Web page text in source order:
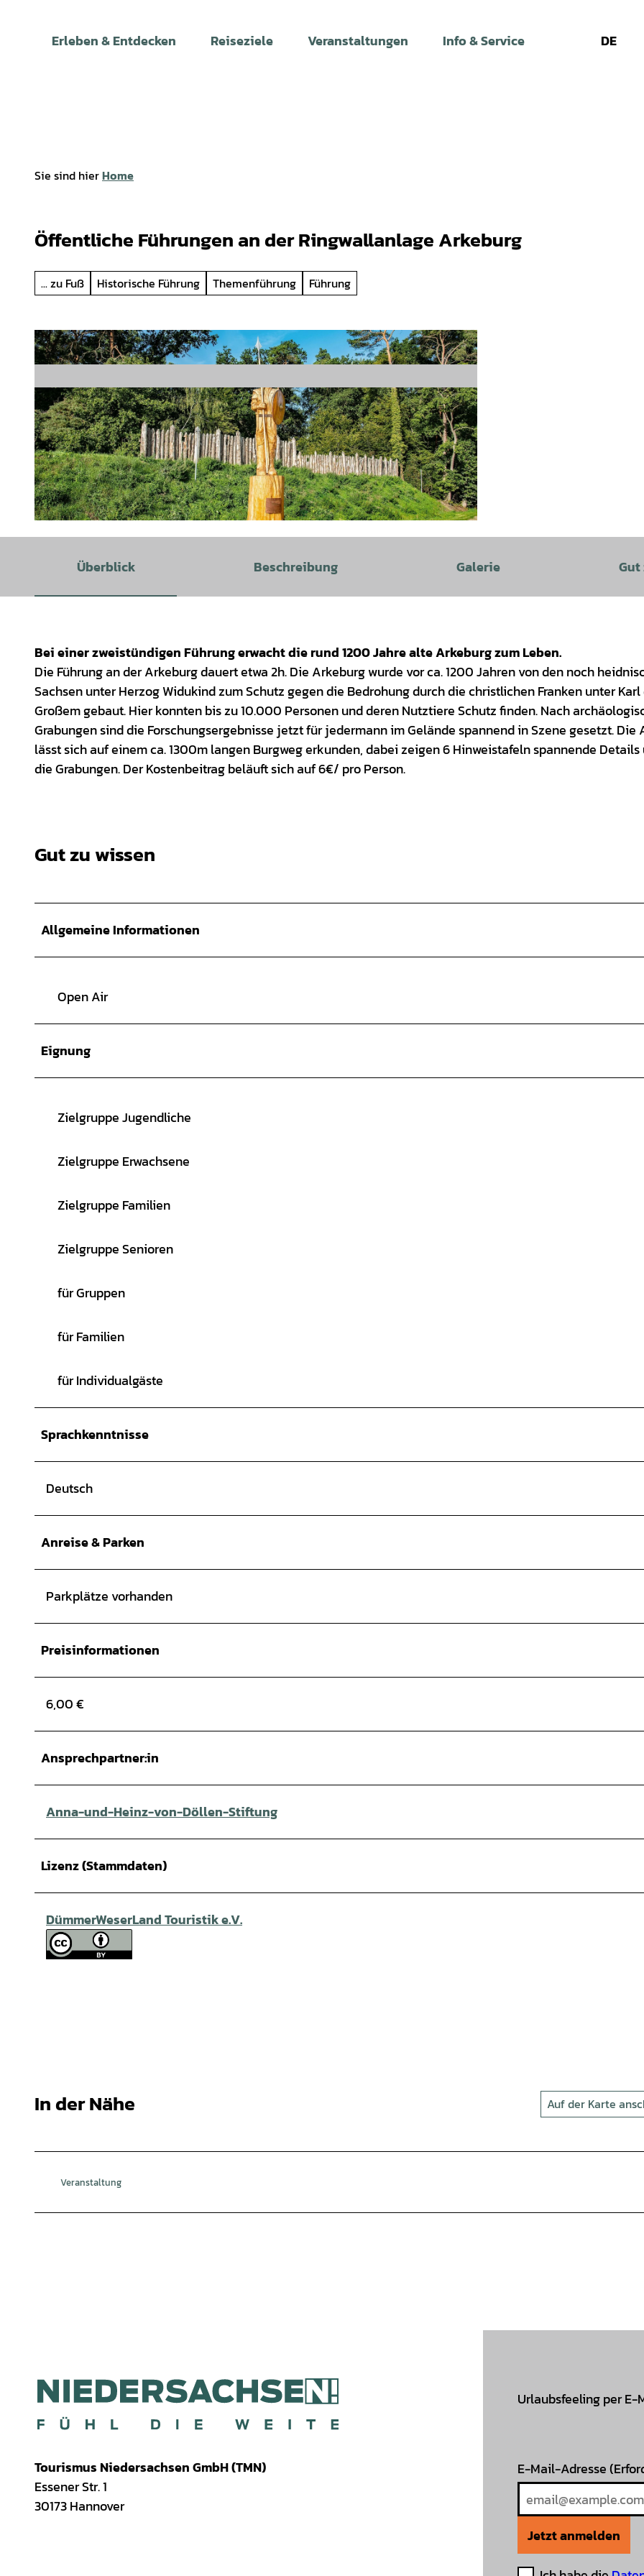
Erleben & Entdecken Reiseziele Veranstaltungen Info & Service DE
Sie sind hierHome
Öffentliche Führungen an der Ringwallanlage Arkeburg
... zu Fuß Historische Führung Themenführung Führung
Überblick Beschreibung Galerie Gut
Bei einer zweistündigen Führung erwacht die rund 1200 Jahre alte Arkeburg zum Leben.
Die Führung an der Arkeburg dauert etwa 2h. Die Arkeburg wurde vor ca. 1200 Jahren von den noch
Sachsen unter Herzog Widukind zum Schutz gegen die Bedrohung durch die christlichen Franken unter
Großem gebaut. Hier konnten bis zu 10.000 Personen und deren Nutztiere Schutz finden. Nach
Grabungen sind die Forschungsergebnisse jetzt für jedermann im Gelände spannend in Szene gesetzt. Die
lässt sich auf einem ca. 1300m langen Burgweg erkunden, dabei zeigen 6 Hinweistafeln spannende Details
die Grabungen. Der Kostenbeitrag beläuft sich auf 6€/ pro Person.
Gut zu wissen
Allgemeine Informationen
Open Air
Eignung
Zielgruppe Jugendliche
Zielgruppe Erwachsene
Zielgruppe Familien
Zielgruppe Senioren
für Gruppen
für Familien
für Individualgäste
Sprachkenntnisse
Deutsch
Anreise & Parken
Parkplätze vorhanden
Preisinformationen
6,00 €
Ansprechpartner:in
Anna-und-Heinz-von-Döllen-Stiftung
Lizenz (Stammdaten)
DümmerWeserLand Touristik e.V.
In der Nähe Auf der Karte
Veranstaltung
Tourismus Niedersachsen GmbH (TMN)
Essener Str. 1
30173 Hannover
Urlaubsfeeling per E-
E-Mail-Adresse
Jetzt anmelden